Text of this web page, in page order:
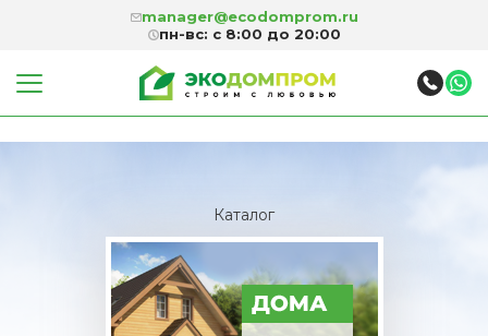
manager@ecodomprom.ru
пн-вс: с 8:00 до 20:00
Каталог